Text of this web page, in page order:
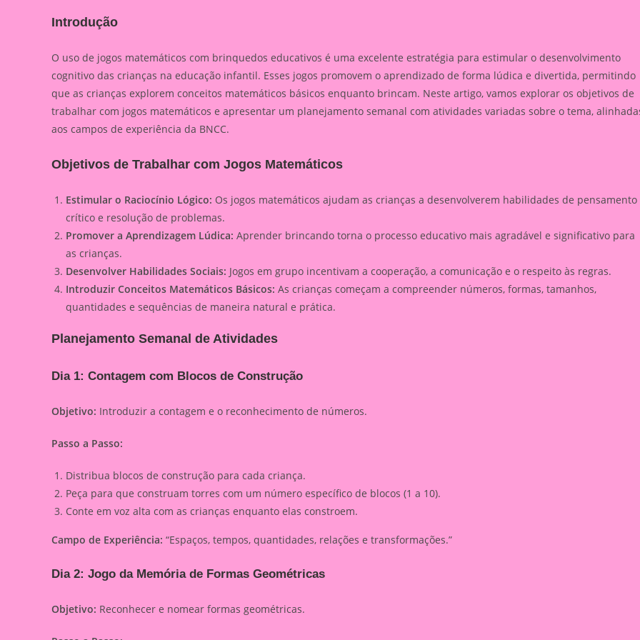
Introdução
O uso de jogos matemáticos com brinquedos educativos é uma excelente estratégia para estimular o desenvolvimento
cognitivo das crianças na educação infantil. Esses jogos promovem o aprendizado de forma lúdica e divertida, permitindo
que as crianças explorem conceitos matemáticos básicos enquanto brincam. Neste artigo, vamos explorar os objetivos de
trabalhar com jogos matemáticos e apresentar um planejamento semanal com atividades variadas sobre o tema,
aos campos de experiência da BNCC.
Objetivos de Trabalhar com Jogos Matemáticos
Estimular o Raciocínio Lógico: Os jogos matemáticos ajudam as crianças a desenvolverem habilidades de pensamento
crítico e resolução de problemas.
Promover a Aprendizagem Lúdica: Aprender brincando torna o processo educativo mais agradável e significativo para
as crianças.
Desenvolver Habilidades Sociais: Jogos em grupo incentivam a cooperação, a comunicação e o respeito às regras.
Introduzir Conceitos Matemáticos Básicos: As crianças começam a compreender números, formas, tamanhos,
quantidades e sequências de maneira natural e prática.
Planejamento Semanal de Atividades
Dia 1: Contagem com Blocos de Construção
Objetivo: Introduzir a contagem e o reconhecimento de números.
Passo a Passo:
Distribua blocos de construção para cada criança.
Peça para que construam torres com um número específico de blocos (1 a 10).
Conte em voz alta com as crianças enquanto elas constroem.
Campo de Experiência: “Espaços, tempos, quantidades, relações e transformações.”
Dia 2: Jogo da Memória de Formas Geométricas
Objetivo: Reconhecer e nomear formas geométricas.